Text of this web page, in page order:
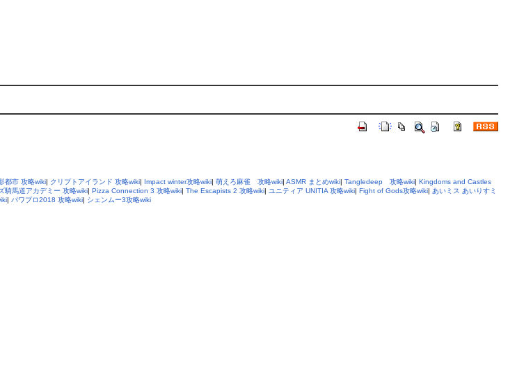
都市 攻略wiki| クリプトアイランド 攻略wiki| Impact winter攻略wiki| 萌えろ麻雀 攻略wiki| ASMR まとめwiki| Tangledeep 攻略wiki| Kingdoms and Castles
騎馬道アカデミー 攻略wiki| Pizza Connection 3 攻略wiki| The Escapists 2 攻略wiki| ユニティア UNITIA 攻略wiki| Fight of Gods攻略wiki| あいミス あいりすミ
| パワプロ2018 攻略wiki| シェンムー3攻略wiki